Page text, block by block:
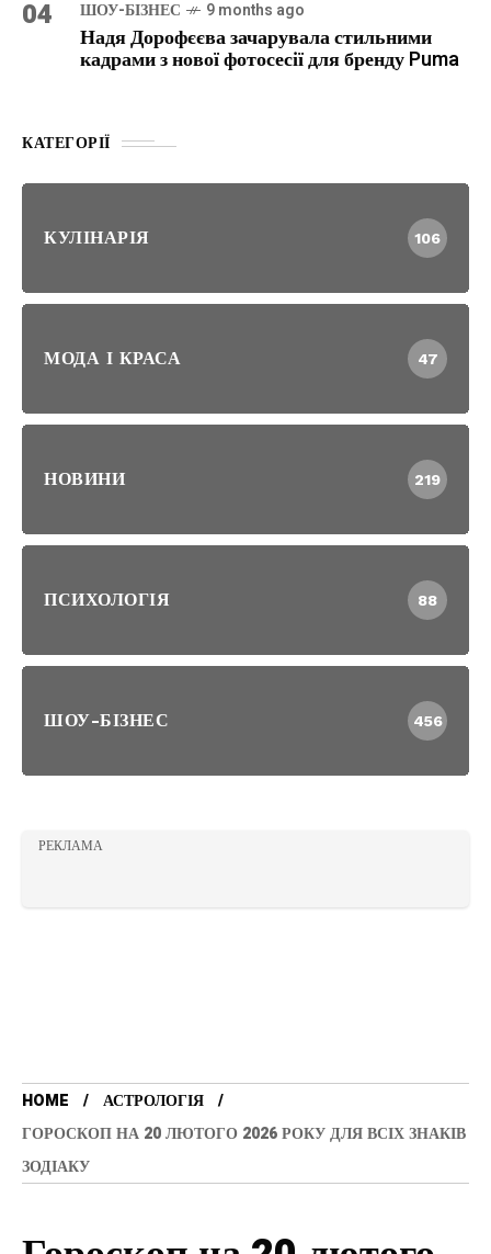
04 ШОУ-БІЗНЕС 9 months ago
Надя Дорофєєва зачарувала стильними
кадрами з нової фотосесії для бренду Puma
КАТЕГОРІЇ
КУЛІНАРІЯ 106
МОДА І КРАСА 47
НОВИНИ 219
ПСИХОЛОГІЯ 88
ШОУ-БІЗНЕС 456
РЕКЛАМА
HOME
АСТРОЛОГІЯ
ГОРОСКОП НА 20 ЛЮТОГО 2026 РОКУ ДЛЯ ВСІХ ЗНАКІВ
ЗОДІАКУ